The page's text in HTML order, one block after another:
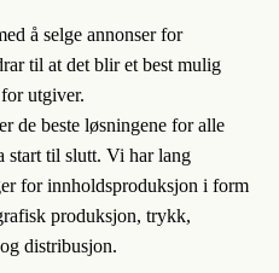
å selge annonser for
til at det blir et best mulig
utgiver.
de beste løsningene for alle
start til slutt. Vi har lang
for innholdsproduksjon i form
produksjon, trykk,
distribusjon.